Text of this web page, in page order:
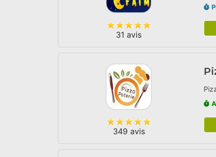
31 avis
349 avis